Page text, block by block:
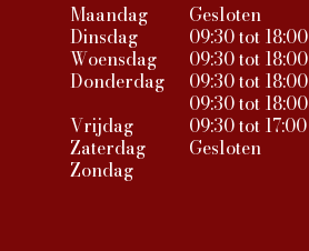
Maandag
Dinsdag
Woensdag
Donderdag
Vrijdag
Zaterdag
Zondag
Gesloten
09:30 tot 18:00
09:30 tot 18:00
09:30 tot 18:00
09:30 tot 18:00
09:30 tot 17:00
Gesloten